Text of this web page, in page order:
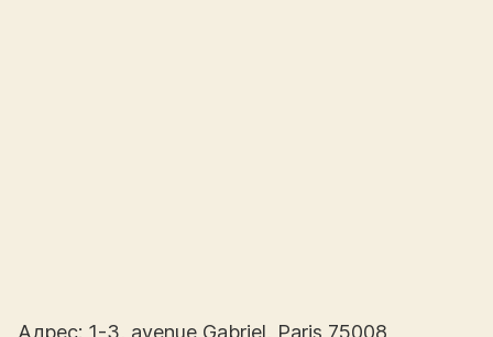
Адрес: 1-3, avenue Gabriel, Paris 75008